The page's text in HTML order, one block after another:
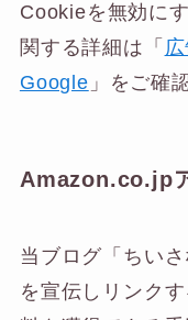
Cookieを無効に
関する詳細は「
Google 」をご確
Amazon.co.jp
当ブログ「ちい
を宣伝しリンク